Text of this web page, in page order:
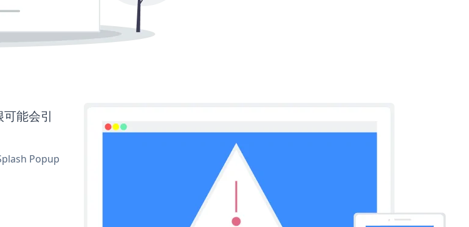
能会引
Popup